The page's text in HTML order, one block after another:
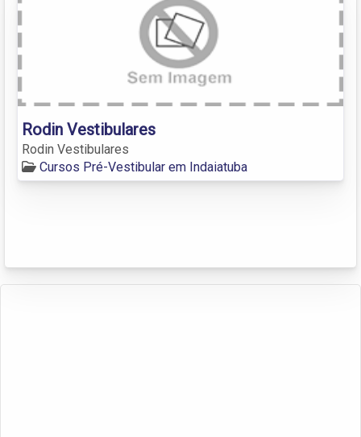
Rodin Vestibulares
Rodin Vestibulares
Cursos Pré-Vestibular em Indaiatuba